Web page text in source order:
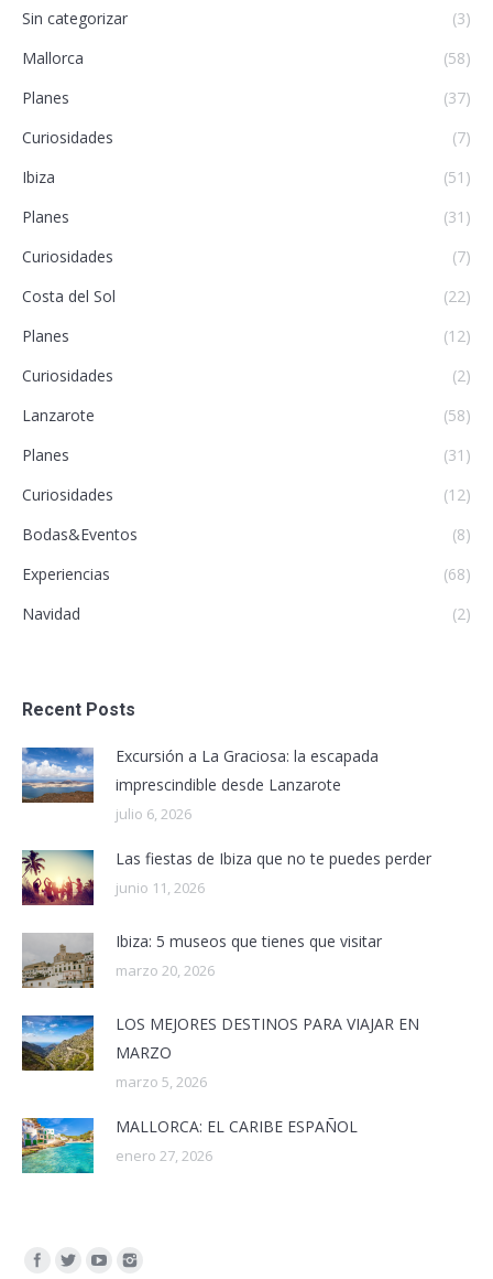
Sin categorizar
(3)
Mallorca
(58)
Planes
(37)
Curiosidades
(7)
Ibiza
(51)
Planes
(31)
Curiosidades
(7)
Costa del Sol
(22)
Planes
(12)
Curiosidades
(2)
Lanzarote
(58)
Planes
(31)
Curiosidades
(12)
Bodas&Eventos
(8)
Experiencias
(68)
Navidad
(2)
Recent Posts
Excursión a La Graciosa: la escapada
imprescindible desde Lanzarote
julio 6, 2026
Las fiestas de Ibiza que no te puedes perder
junio 11, 2026
Ibiza: 5 museos que tienes que visitar
marzo 20, 2026
LOS MEJORES DESTINOS PARA VIAJAR EN
MARZO
marzo 5, 2026
MALLORCA: EL CARIBE ESPAÑOL
enero 27, 2026
Encuéntranos en: